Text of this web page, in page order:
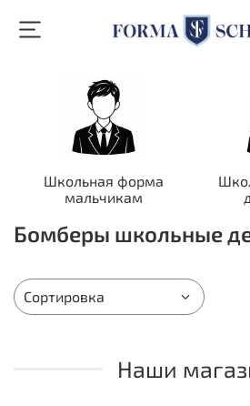
Школьная форма
мальчикам
Бомберы школьные
Наши